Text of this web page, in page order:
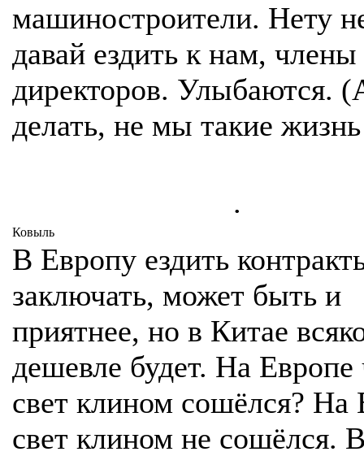
машиностроители. Нету
давай ездить к нам, члены
директоров. Улыбаются.
делать, не мы такие жизнь
.
Ковыль
В Европу ездить
заключать, может быть и
приятнее, но в Китае
дешевле будет. На Европе
свет клином сошёлся? На
свет клином не сошёлся.